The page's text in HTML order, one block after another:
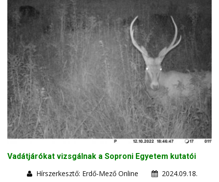
Vadátjárókat vizsgálnak a Soproni Egyetem kutatói
Hírszerkesztő: Erdő-Mező Online
2024.09.18.